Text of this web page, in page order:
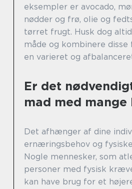
eksempler er avocado,
nødder og frø, olie og
tørret frugt. Husk dog
måde og kombinere disse
en varieret og
Er det
mad med
Det afhænger af dine
ernæringsbehov og
Nogle mennesker, som
personer med fysisk
kan have brug for et